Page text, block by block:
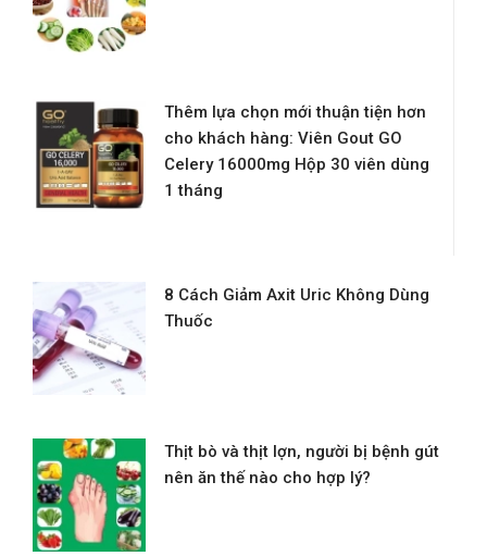
Thêm lựa chọn mới thuận tiện hơn
cho khách hàng: Viên Gout GO
Celery 16000mg Hộp 30 viên dùng
1 tháng
8 Cách Giảm Axit Uric Không Dùng
Thuốc
Thịt bò và thịt lợn, người bị bệnh gút
nên ăn thế nào cho hợp lý?